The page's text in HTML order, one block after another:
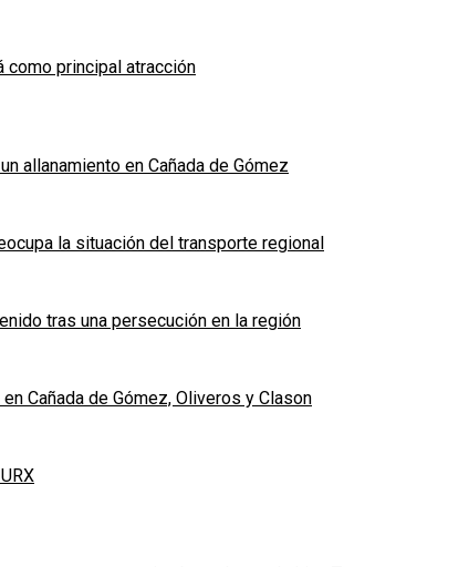
como principal atracción
allanamiento en Cañada de Gómez
la situación del transporte regional
tras una persecución en la región
Cañada de Gómez, Oliveros y Clason